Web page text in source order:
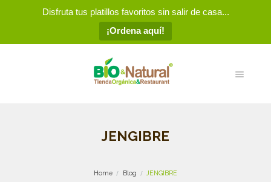
Disfruta tus platillos favoritos sin salir de casa...
¡Ordena aquí!
JENGIBRE
Home Blog JENGIBRE